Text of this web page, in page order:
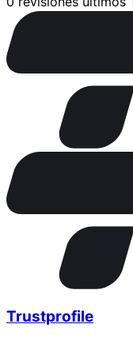
Trustprofile